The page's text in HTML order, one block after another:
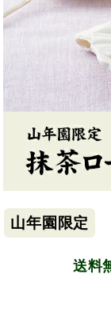
山年園限定
送料